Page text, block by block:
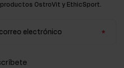
OstroVit y EthicSport.
electrónico